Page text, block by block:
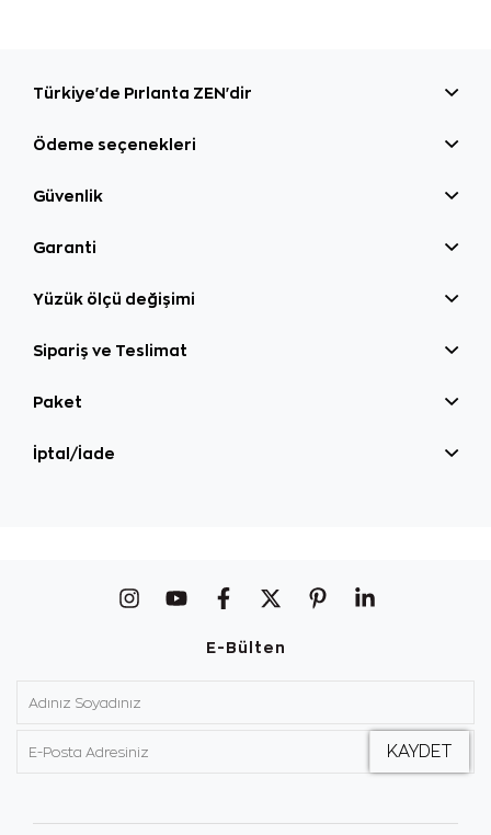
Türkiye'de Pırlanta ZEN'dir
Ödeme seçenekleri
Güvenlik
Garanti
Yüzük ölçü değişimi
Sipariş ve Teslimat
Paket
İptal/İade
E-Bülten